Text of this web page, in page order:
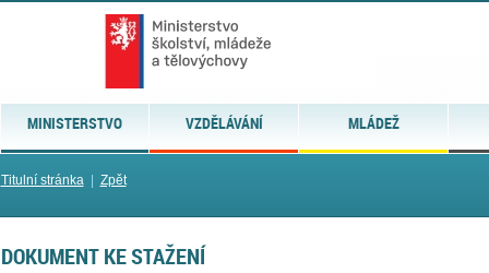
MINISTERSTVO VZDĚLÁVÁNÍ MLÁDEŽ
Titulní stránka| Zpět
DOKUMENT KE STAŽENÍ